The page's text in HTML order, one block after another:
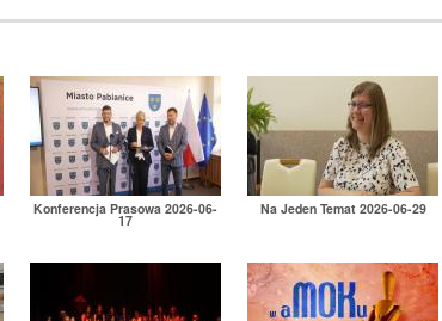
Konferencja Prasowa 2026-06-
17
Na Jeden Temat 2026-06-29